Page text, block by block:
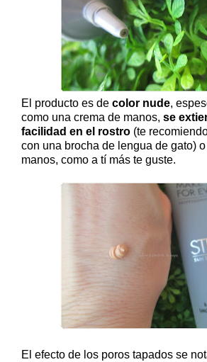
El producto es de color nude,
como una crema de manos, se
facilidad en el rostro (te
con una brocha de lengua de gato)
manos, como a tí más te guste.
El efecto de los poros tapados se